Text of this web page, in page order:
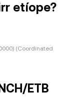
etíope?
(Coordinated
ETB